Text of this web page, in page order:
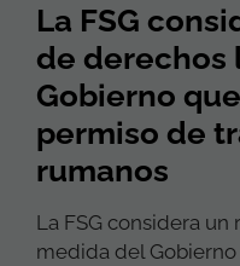
La FSG
de derechos
Gobierno
permiso de
rumanos
La FSG considera
medida del